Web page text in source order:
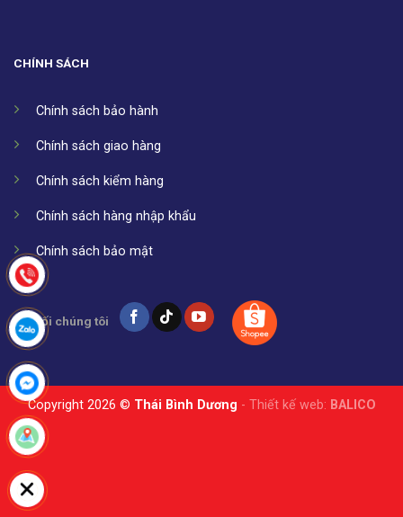
CHÍNH SÁCH
Chính sách bảo hành
Chính sách giao hàng
Chính sách kiểm hàng
Chính sách hàng nhập khẩu
Chính sách bảo mật
Kết nối chúng tôi
Copyright 2026 © Thái Bình Dương - Thiết kế web: BALICO